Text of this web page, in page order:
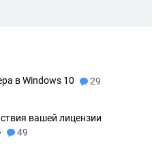
в Windows 10 29
вашей лицензии
49